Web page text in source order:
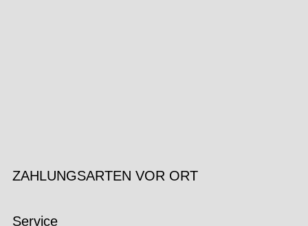
ZAHLUNGSARTEN VOR ORT
Service